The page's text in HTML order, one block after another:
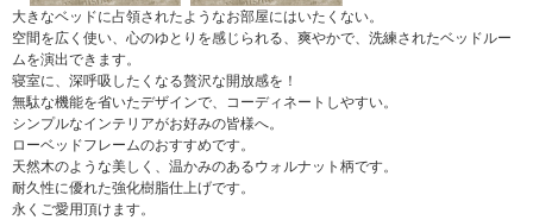
大きなベッドに占領されたようなお部屋にはいたくない。
空間を広く使い、心のゆとりを感じられる、爽やかで、洗練されたベッドルー
ムを演出できます。
寝室に、深呼吸したくなる贅沢な開放感を！
無駄な機能を省いたデザインで、コーディネートしやすい。
シンプルなインテリアがお好みの皆様へ。
ローベッドフレームのおすすめです。
天然木のような美しく、温かみのあるウォルナット柄です。
耐久性に優れた強化樹脂仕上げです。
永くご愛用頂けます。